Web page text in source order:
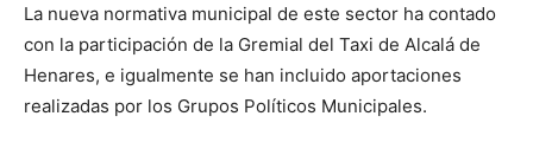
La nueva normativa municipal de este sector ha contado
con la participación de la Gremial del Taxi de Alcalá de
Henares, e igualmente se han incluido aportaciones
realizadas por los Grupos Políticos Municipales.